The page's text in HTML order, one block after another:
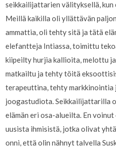
seikkailijattarien välityksellä, kun
Meillä kaikilla oli yllättävän
ammattia, oli tehty sitä ja tätä
elefantteja Intiassa, toimittu
kiipeilty hurjia kallioita, melottu
matkailtu ja tehty töitä
terapeuttina, tehty markkinointia
joogastudiota. Seikkailijattarilla
elämän eri osa-alueilta. En
uusista ihmisistä, jotka olivat
onni, että olin nähnyt talvella